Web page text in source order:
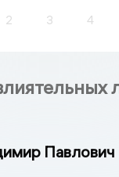
2 3 4
Павлович